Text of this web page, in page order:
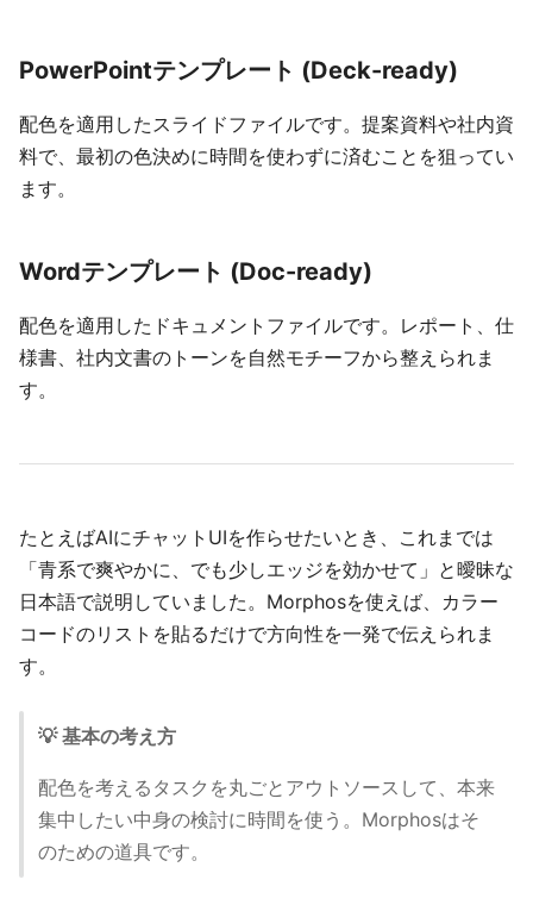
PowerPointテンプレート (Deck-ready)
配色を適用したスライドファイルです。提案資料や社内資
料で、最初の色決めに時間を使わずに済むことを狙ってい
ます。
Wordテンプレート (Doc-ready)
配色を適用したドキュメントファイルです。レポート、仕
様書、社内文書のトーンを自然モチーフから整えられま
す。
たとえばAIにチャットUIを作らせたいとき、これまでは
「青系で爽やかに、でも少しエッジを効かせて」と曖昧な
日本語で説明していました。Morphosを使えば、カラー
コードのリストを貼るだけで方向性を一発で伝えられま
す。
💡 基本の考え方
配色を考えるタスクを丸ごとアウトソースして、本来
集中したい中身の検討に時間を使う。Morphosはそ
のための道具です。